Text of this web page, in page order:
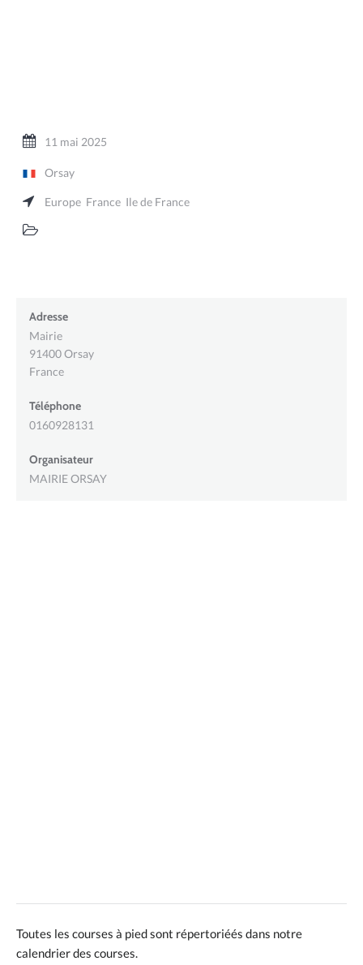
11 mai 2025
Orsay
Europe France Ile de France
Adresse
Mairie
91400Orsay
France
Téléphone
0160928131
Organisateur
MAIRIE ORSAY
Toutes les courses à pied sont répertoriéés dans notre
calendrier des courses.